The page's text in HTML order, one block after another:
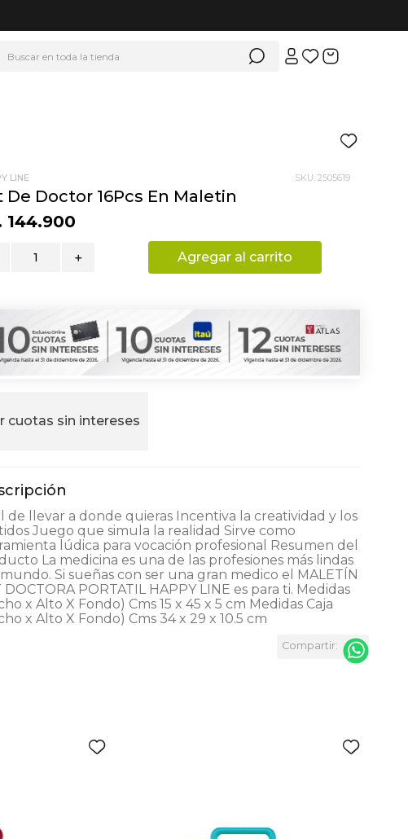
LINE SKU: 2505619
De Doctor 16Pcs En Maletin
144.900
＋ Agregar al carrito
cuotas sin intereses
de llevar a donde quieras Incentiva la creatividad y los
Juego que simula la realidad Sirve como
lúdica para vocación profesional Resumen del
La medicina es una de las profesiones más lindas
Si sueñas con ser una gran medico el MALETÍN
DOCTORA PORTATIL HAPPY LINE es para ti. Medidas
x Alto X Fondo) Cms 15 x 45 x 5 cm Medidas Caja
x Alto X Fondo) Cms 34 x 29 x 10.5 cm